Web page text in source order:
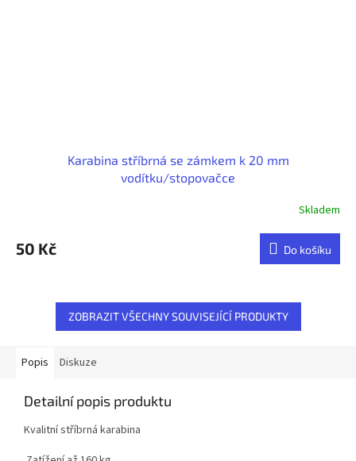
Karabina stříbrná se zámkem k 20 mm
vodítku/stopovačce
Skladem
50 Kč Do košíku
ZOBRAZIT VŠECHNY SOUVISEJÍCÍ PRODUKTY
Popis Diskuze
Detailní popis produktu
Kvalitní stříbrná karabina